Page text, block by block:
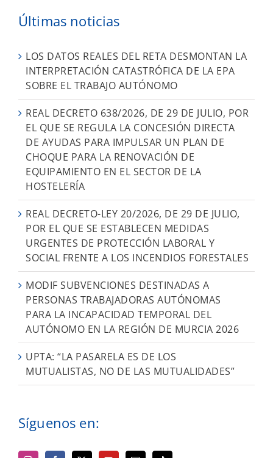
Últimas noticias
LOS DATOS REALES DEL RETA DESMONTAN LA
INTERPRETACIÓN CATASTRÓFICA DE LA EPA
SOBRE EL TRABAJO AUTÓNOMO
REAL DECRETO 638/2026, DE 29 DE JULIO, POR
EL QUE SE REGULA LA CONCESIÓN DIRECTA
DE AYUDAS PARA IMPULSAR UN PLAN DE
CHOQUE PARA LA RENOVACIÓN DE
EQUIPAMIENTO EN EL SECTOR DE LA
HOSTELERÍA
REAL DECRETO-LEY 20/2026, DE 29 DE JULIO,
POR EL QUE SE ESTABLECEN MEDIDAS
URGENTES DE PROTECCIÓN LABORAL Y
SOCIAL FRENTE A LOS INCENDIOS FORESTALES
MODIF SUBVENCIONES DESTINADAS A
PERSONAS TRABAJADORAS AUTÓNOMAS
PARA LA INCAPACIDAD TEMPORAL DEL
AUTÓNOMO EN LA REGIÓN DE MURCIA 2026
UPTA: “LA PASARELA ES DE LOS
MUTUALISTAS, NO DE LAS MUTUALIDADES”
Síguenos en: